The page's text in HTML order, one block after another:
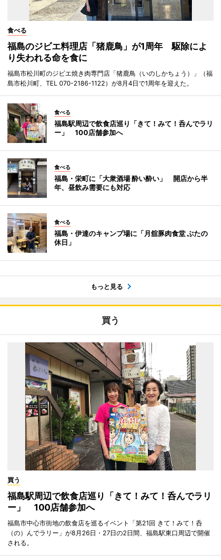
食べる
福島のジビエ料理店「猪鹿鳥」が1周年 駆除によ
り失われる命を食に
福島市松川町のジビエ焼き肉専門店「猪鹿鳥（いのしかちょう）」（福
島市松川町、TEL 070-2186-1122）が8月4日で1周年を迎えた。
食べる
福島駅周辺で飲食店巡り「きて！みて！呑んでラリ
ー」 100店舗参加へ
食べる
福島・栄町に「大衆酒場 酔い酔い」 開店から半
年、昼飲み需要にも対応
食べる
福島・伊達のキャンプ場に「月舘豚肉食堂 ぶたの
休日」
もっと見る
買う
買う
福島駅周辺で飲食店巡り「きて！みて！呑んでラリ
ー」 100店舗参加へ
福島市中心市街地の飲食店を巡るイベント「第21回 きて！みて！呑
（の）んでラリー」が8月26日・27日の2日間、福島駅東口周辺で開催
される。